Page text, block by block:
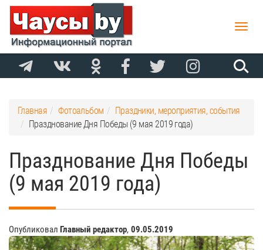
Toggle
Главная Фотоальбом
Праздники, мероприятия, события
Празднование Дня Победы (9 мая 2019 года)
Празднование Дня Победы
(9 мая 2019 года)
Опубликовал Главный редактор, 09.05.2019